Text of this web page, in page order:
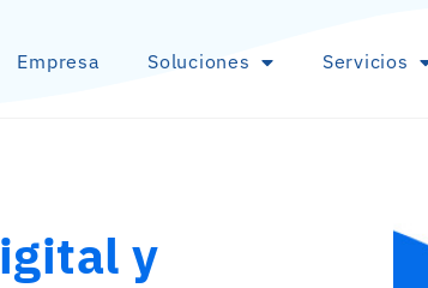
Empresa Soluciones Servicios
y